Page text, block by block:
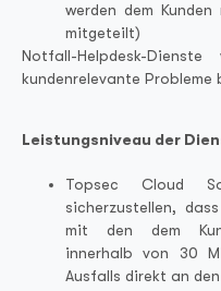
werden dem
mitgeteilt)
Notfall-Helpdesk-
kundenrelevante Probleme
Leistungsniveau der
Topsec Cloud
sicherzustellen,
mit den dem
innerhalb von 30
Ausfalls direkt an